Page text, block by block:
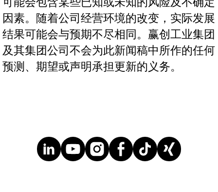
因素。随着公司经营环境的改变，实际发展
结果可能会与预期不尽相同。赢创工业集团
及其集团公司不会为此新闻稿中所作的任何
预测、期望或声明承担更新的义务。